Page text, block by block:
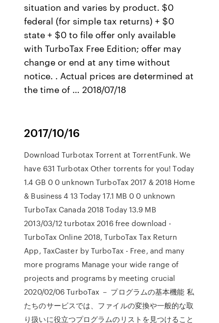
situation and varies by product. $0
federal (for simple tax returns) + $0
state + $0 to file offer only available
with TurboTax Free Edition; offer may
change or end at any time without
notice. . Actual prices are determined at
the time of … 2018/07/18
2017/10/16
Download Turbotax Torrent at TorrentFunk. We
have 631 Turbotax Other torrents for you! Today
1.4 GB 0 0 unknown TurboTax 2017 & 2018 Home
& Business 4 13 Today 17.1 MB 0 0 unknown
TurboTax Canada 2018 Today 13.9 MB
2013/03/12 turbotax 2016 free download -
TurboTax Online 2018, TurboTax Tax Return
App, TaxCaster by TurboTax - Free, and many
more programs Manage your wide range of
projects and programs by meeting crucial
2020/02/06 TurboTax － プログラムの基本機能 私
たちのサービスでは、ファイルの変換や一般的な取
り扱いに役立つプログラムのリストを見つけること